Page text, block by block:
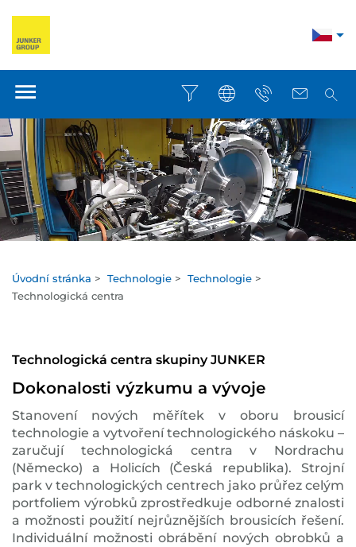
Úvodní stránka > Technologie > Technologie >
Technologická centra
Technologická centra skupiny JUNKER
Dokonalosti výzkumu a vývoje
Stanovení nových měřítek v oboru brousicí
technologie a vytvoření technologického náskoku –
zaručují technologická centra v Nordrachu
(Německo) a Holicích (Česká republika). Strojní
park v technologických centrech jako průřez celým
portfoliem výrobků zprostředkuje odborné znalosti
a možnosti použití nejrůznějších brousicích řešení.
Individuální možnosti obrábění nových obrobků a